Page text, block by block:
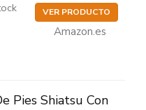
VER PRODUCTO
Amazon.es
Pies Shiatsu Con